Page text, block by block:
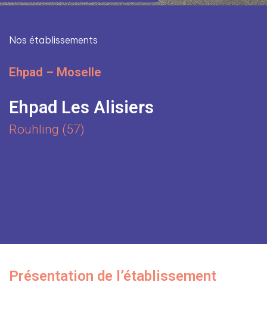
Nos établissements
Ehpad – Moselle
Ehpad Les Alisiers
Rouhling (57)
Présentation de l’établissement